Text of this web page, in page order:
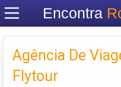
Encontra
Agência De
Flytour